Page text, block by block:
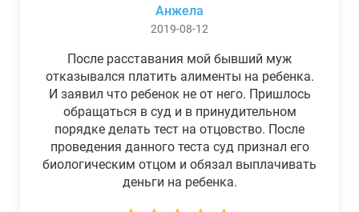
Анжела
2019-08-12
После расставания мой бывший муж
отказывался платить алименты на ребенка.
И заявил что ребенок не от него. Пришлось
обращаться в суд и в принудительном
порядке делать тест на отцовство. После
проведения данного теста суд признал его
биологическим отцом и обязал выплачивать
деньги на ребенка.